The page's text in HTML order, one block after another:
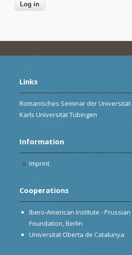
Links
Romanisches Seminar der
Karls Universität Tübingen
Information
Imprint
Cooperations
Ibero-American Institute -
Foundation, Berlin
Universitat Oberta de Catalunya